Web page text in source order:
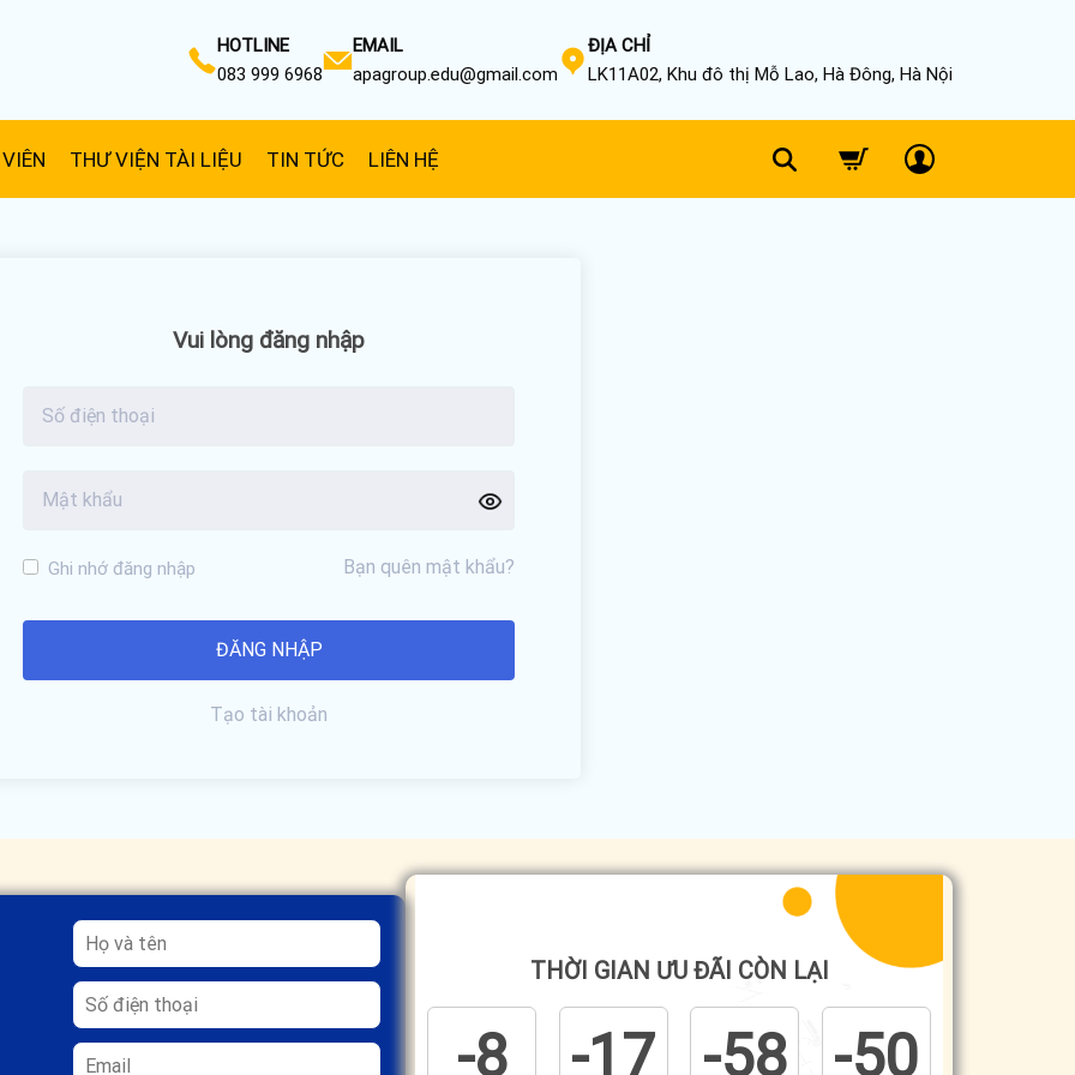
HOTLINE
083 999 6968
EMAIL
apagroup.edu@gmail.com
ĐỊA CHỈ
LK11A02, Khu đô thị Mỗ Lao, Hà Đông, Hà Nội
THƯ VIỆN TÀI LIỆU TIN TỨC LIÊN HỆ
Vui lòng đăng nhập
Ghi nhớ đăng nhập Bạn quên mật khẩu?
Tạo tài khoản
THỜI GIAN ƯU ĐÃI CÒN LẠI
-8 -17 -58 -50